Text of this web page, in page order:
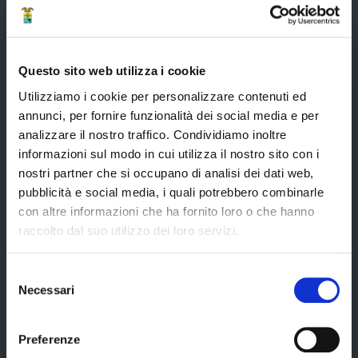
Questo sito web utilizza i cookie
Utilizziamo i cookie per personalizzare contenuti ed
annunci, per fornire funzionalità dei social media e per
analizzare il nostro traffico. Condividiamo inoltre
informazioni sul modo in cui utilizza il nostro sito con i
nostri partner che si occupano di analisi dei dati web,
pubblicità e social media, i quali potrebbero combinarle
con altre informazioni che ha fornito loro o che hanno
raccolto dal suo utilizzo dei loro servizi.
delNecessari
Preferenze
Elezioni del Presidente della Provincia del 28/01/2023
Elezioni provinciali – Archivio
Atti generali
Uffici e orari
Trasparenza – anticorruzione
CUG – Comitato Unico di Garanzia per le Pari Opportunità
Certificazione di qualità
Servizi
Servizi online